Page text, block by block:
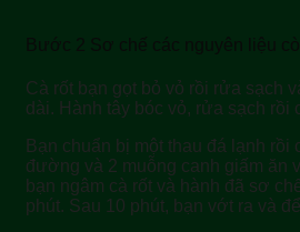
Bước 2 Sơ chế các nguyên liệu
Cà rốt bạn gọt bỏ vỏ rồi rửa sạch
dài. Hành tây bóc vỏ, rửa sạch rồi
Bạn chuẩn bị một thau đá lạnh rồi
đường và 2 muỗng canh giấm ăn
bạn ngâm cà rốt và hành đã sơ
phút. Sau 10 phút, bạn vớt ra và